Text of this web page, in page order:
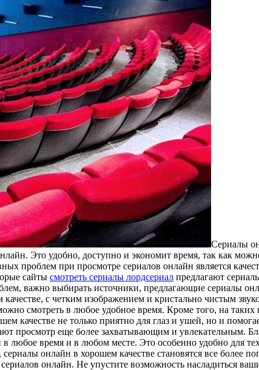
Сeриaлы
Это удобно, доступно и экономит время, так как
проблем при просмотре сериалов онлайн является
сайты смотреть сериалы лордсериал предлагают
важно выбирать источники, предлагающие сериалы
с четким изображением и кристально чистым
смотреть в любое удобное время. Кроме того, на
качестве не только приятно для глаз и ушей, но и
просмотр еще более захватывающим и увлекательным.
время и в любом месте. Это особенно удобно для
онлайн в хорошем качестве становятся все более
онлайн. Не упустите возможность насладиться